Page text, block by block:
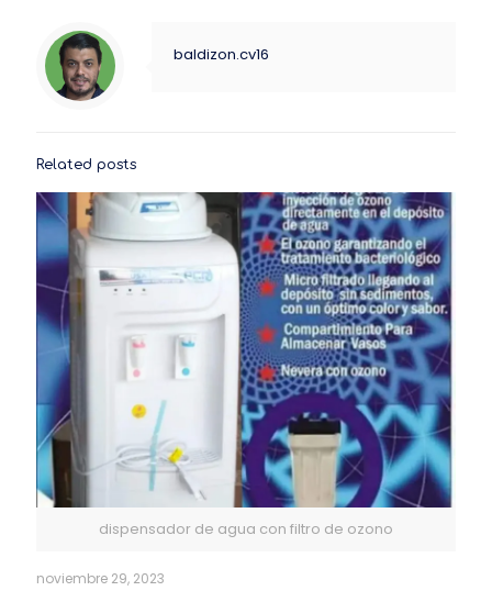
baldizon.cv16
Related posts
dispensador de agua con filtro de ozono
noviembre 29, 2023